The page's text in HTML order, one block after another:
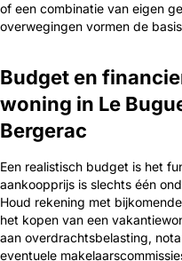
of een combinatie van eigen
overwegingen vormen de
Budget en
woning in Le
Bergerac
Een realistisch budget is het
aankoopprijs is slechts één
Houd rekening met
het kopen van een
aan overdrachtsbelasting,
eventuele